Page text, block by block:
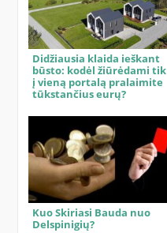
Didžiausia klaida ieškant
būsto: kodėl žiūrėdami tik
į vieną portalą pralaimite
tūkstančius eurų?
Kuo Skiriasi Bauda nuo
Delspinigių?